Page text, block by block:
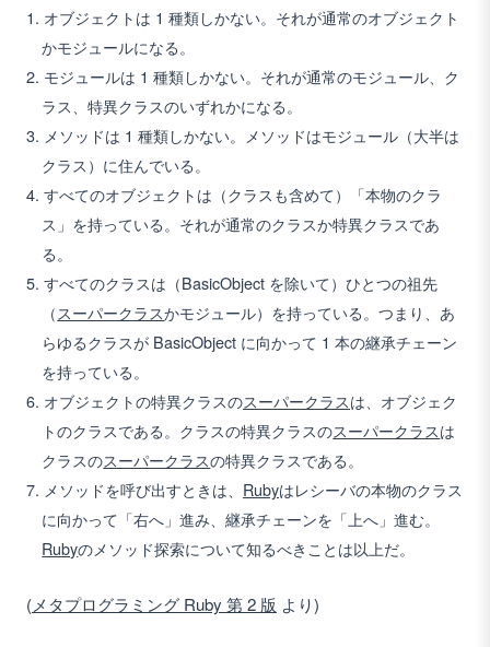
オブジェクトは 1 種類しかない。それが通常のオブジェクト
かモジュールになる。
モジュールは 1 種類しかない。それが通常のモジュール、ク
ラス、特異クラスのいずれかになる。
メソッドは 1 種類しかない。メソッドはモジュール（大半は
クラス）に住んでいる。
すべてのオブジェクトは（クラスも含めて）「本物のクラ
ス」を持っている。それが通常のクラスか特異クラスであ
る。
すべてのクラスは（BasicObject を除いて）ひとつの祖先
（スーパークラスかモジュール）を持っている。つまり、あ
らゆるクラスが BasicObject に向かって 1 本の継承チェーン
を持っている。
オブジェクトの特異クラスのスーパークラスは、オブジェク
トのクラスである。クラスの特異クラスのスーパークラスは
クラスのスーパークラスの特異クラスである。
メソッドを呼び出すときは、 Rubyはレシーバの本物のクラス
に向かって「右へ」進み、継承チェーンを「上へ」進む。
Rubyのメソッド探索について知るべきことは以上だ。
(メタプログラミング Ruby 第 2 版 より)